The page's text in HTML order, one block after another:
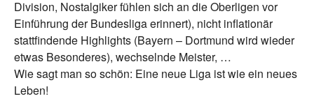
Division, Nostalgiker fühlen sich an die Oberligen vor
Einführung der Bundesliga erinnert), nicht inflationär
stattfindende Highlights (Bayern – Dortmund wird wieder
etwas Besonderes), wechselnde Meister, …
Wie sagt man so schön: Eine neue Liga ist wie ein neues
Leben!